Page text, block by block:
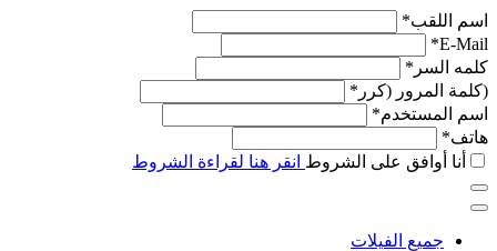
اسم اللقب*
E-Mail*
كلمه السر*
(كلمة المرور (كرر*
اسم المستخدم*
هاتف*
أنا أوافق على الشروط انقر هنا لقراءة الشروط
جميع الفيلات